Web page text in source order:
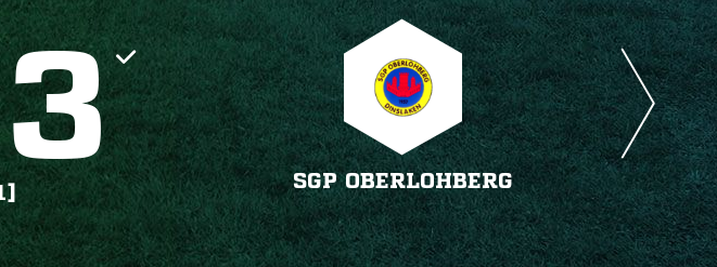

SGP OBERLOHBERG